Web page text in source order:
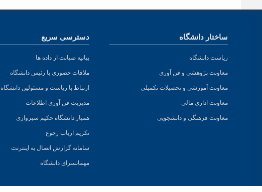
ساختار دانشگاه
ریاست دانشگاه
معاونت پژوهشی و فن آوری
معاونت آموزشی و تحصیلات تکمیلی
معاونت اداری مالی
معاونت فرهنگی و دانشجویی
دسترسی سریع
بیانیه صیانت از داده ها
ملاقات حضوری با رئیس دانشگاه
ارتباط با ریاست و مسئولین دانشگاه
مدیریت فن آوری اطلاعات
همیار دانشگاه حکیم سبزواری
تکریم ارباب رجوع
سامانه گزارش اتصال به اینترنت
مهمانسرای دانشگاه